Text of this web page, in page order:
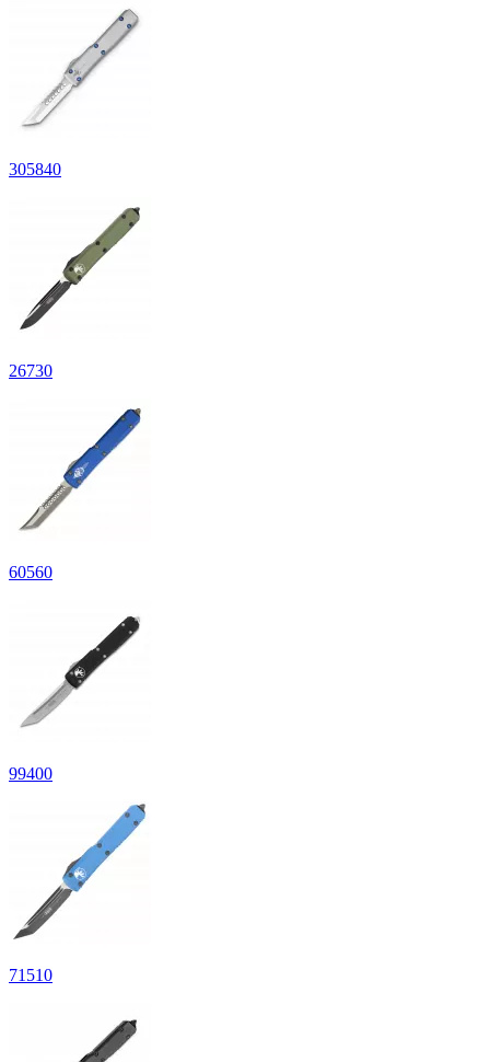
305840
26730
60560
99400
71 510